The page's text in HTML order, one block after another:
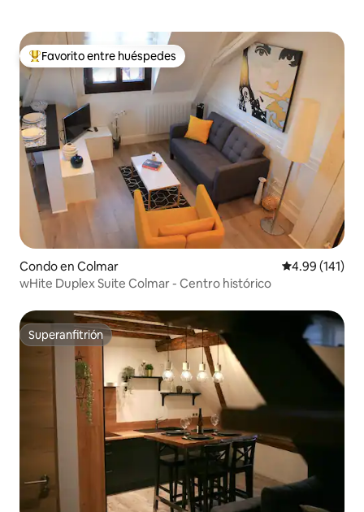
Favorito entre huéspedes preferido
Favorito entre huéspedes
Condo en Colmar Calificación
4.99 (141)
wHite Duplex Suite Colmar - Centro histórico
Superanfitrión
Superanfitrión